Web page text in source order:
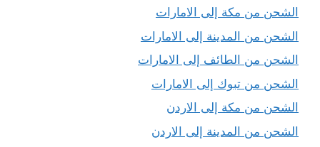
الشحن من مكة إلى الامارات
الشحن من المدينة إلى الامارات
الشحن من الطائف إلى الامارات
الشحن من تبوك إلى الامارات
الشحن من مكة إلى الاردن
الشحن من المدينة إلى الاردن